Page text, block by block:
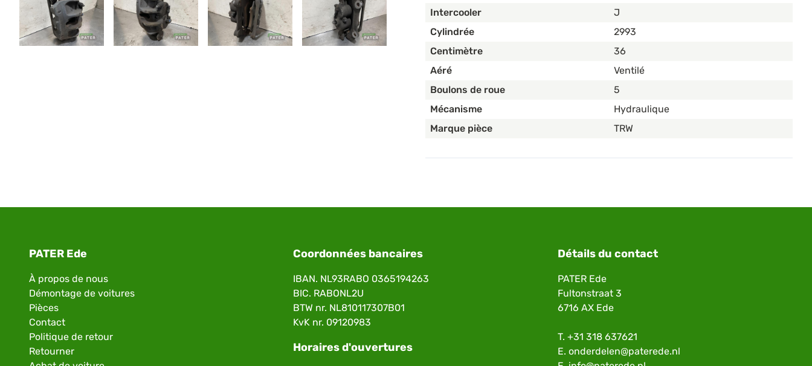
Intercooler
J
Cylindrée
2993
Centimètre
36
Aéré
Ventilé
Boulons de roue
5
Mécanisme
Hydraulique
Marque pièce
TRW
PATER Ede
À propos de nous
Démontage de voitures
Pièces
Contact
Politique de retour
Retourner
Coordonnées bancaires
IBAN. NL93RABO 0365194263
BIC. RABONL2U
BTW nr. NL810117307B01
KvK nr. 09120983
Horaires d'ouvertures
Détails du contact
PATER Ede
Fultonstraat 3
6716 AX Ede
T. +31 318 637621
E. onderdelen@paterede.nl